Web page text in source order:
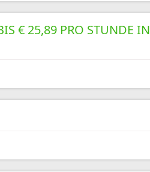
€ 25,89 PRO STUNDE IN